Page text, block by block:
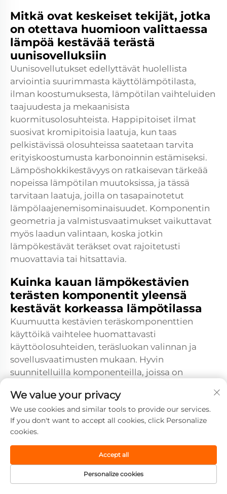
Mitkä ovat keskeiset tekijät, jotka
on otettava huomioon valittaessa
lämpöä kestävää terästä
uunisovelluksiin
Uunisovellutukset edellyttävät huolellista
arviointia suurimmasta käyttölämpötilasta,
ilman koostumuksesta, lämpötilan vaihteluiden
taajuudesta ja mekaanisista
kuormitusolosuhteista. Happipitoiset ilmat
suosivat kromipitoisia laatuja, kun taas
pelkistävissä olosuhteissa saatetaan tarvita
erityiskoostumusta karbonoinnin estämiseksi.
Lämpöshokkikestävyys on ratkaisevan tärkeää
nopeissa lämpötilan muutoksissa, ja tässä
tarvitaan laatuja, joilla on tasapainotetut
lämpölaajenemisominaisuudet. Komponentin
geometria ja valmistusvaatimukset vaikuttavat
myös laadun valintaan, koska jotkin
lämpökestävät teräkset ovat rajoitetusti
muovattavia tai hitsattavia.
Kuinka kauan lämpökestävien
terästen komponentit yleensä
kestävät korkeassa lämpötilassa
Kuumuutta kestävien teräskomponenttien
käyttöikä vaihtelee huomattavasti
käyttöolosuhteiden, teräsluokan valinnan ja
sovellusvaatimusten mukaan. Hyvin
suunnitelluilla komponenteilla, joissa on
20–30 vuoden käyttöikä
voimalaitossovelluksissa, kun taas
raskaammissa olosuhteissa, kuten
uudelleenmuodostusputkissa, tarvitaan vaihtoa
joka 5–10 vuosi. Säännöllinen tarkastus ja
kunnonvalvonta auttavat optimoimaan
vaihtovälejä ja tunnistamaan mahdollisuudet
luokkien parannuksiin, jotka pidentävät
We value your privacy
We use cookies and similar tools to provide our services.
If you don't want to accept all cookies, click Personalize
cookies.
Personalize cookies
Accept all